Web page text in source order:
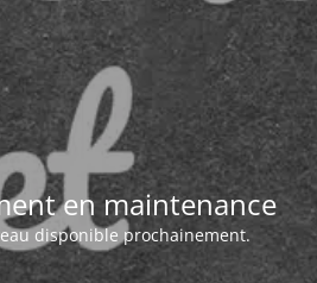
en maintenance
disponible prochainement.